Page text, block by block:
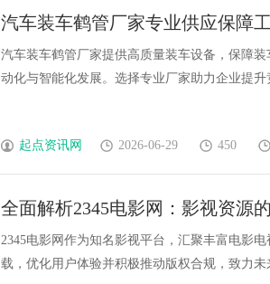
汽车装车鹤管厂家专业供应保障
汽车装车鹤管厂家提供高质量装车设备，保障
动化与智能化发展。选择专业厂家助力企业提升
起点资讯网 2026-06-29 450
全面解析2345电影网：影视资源
展方向
2345电影网作为知名影视平台，汇聚丰富电影
载，优化用户体验并积极推动版权合规，致力